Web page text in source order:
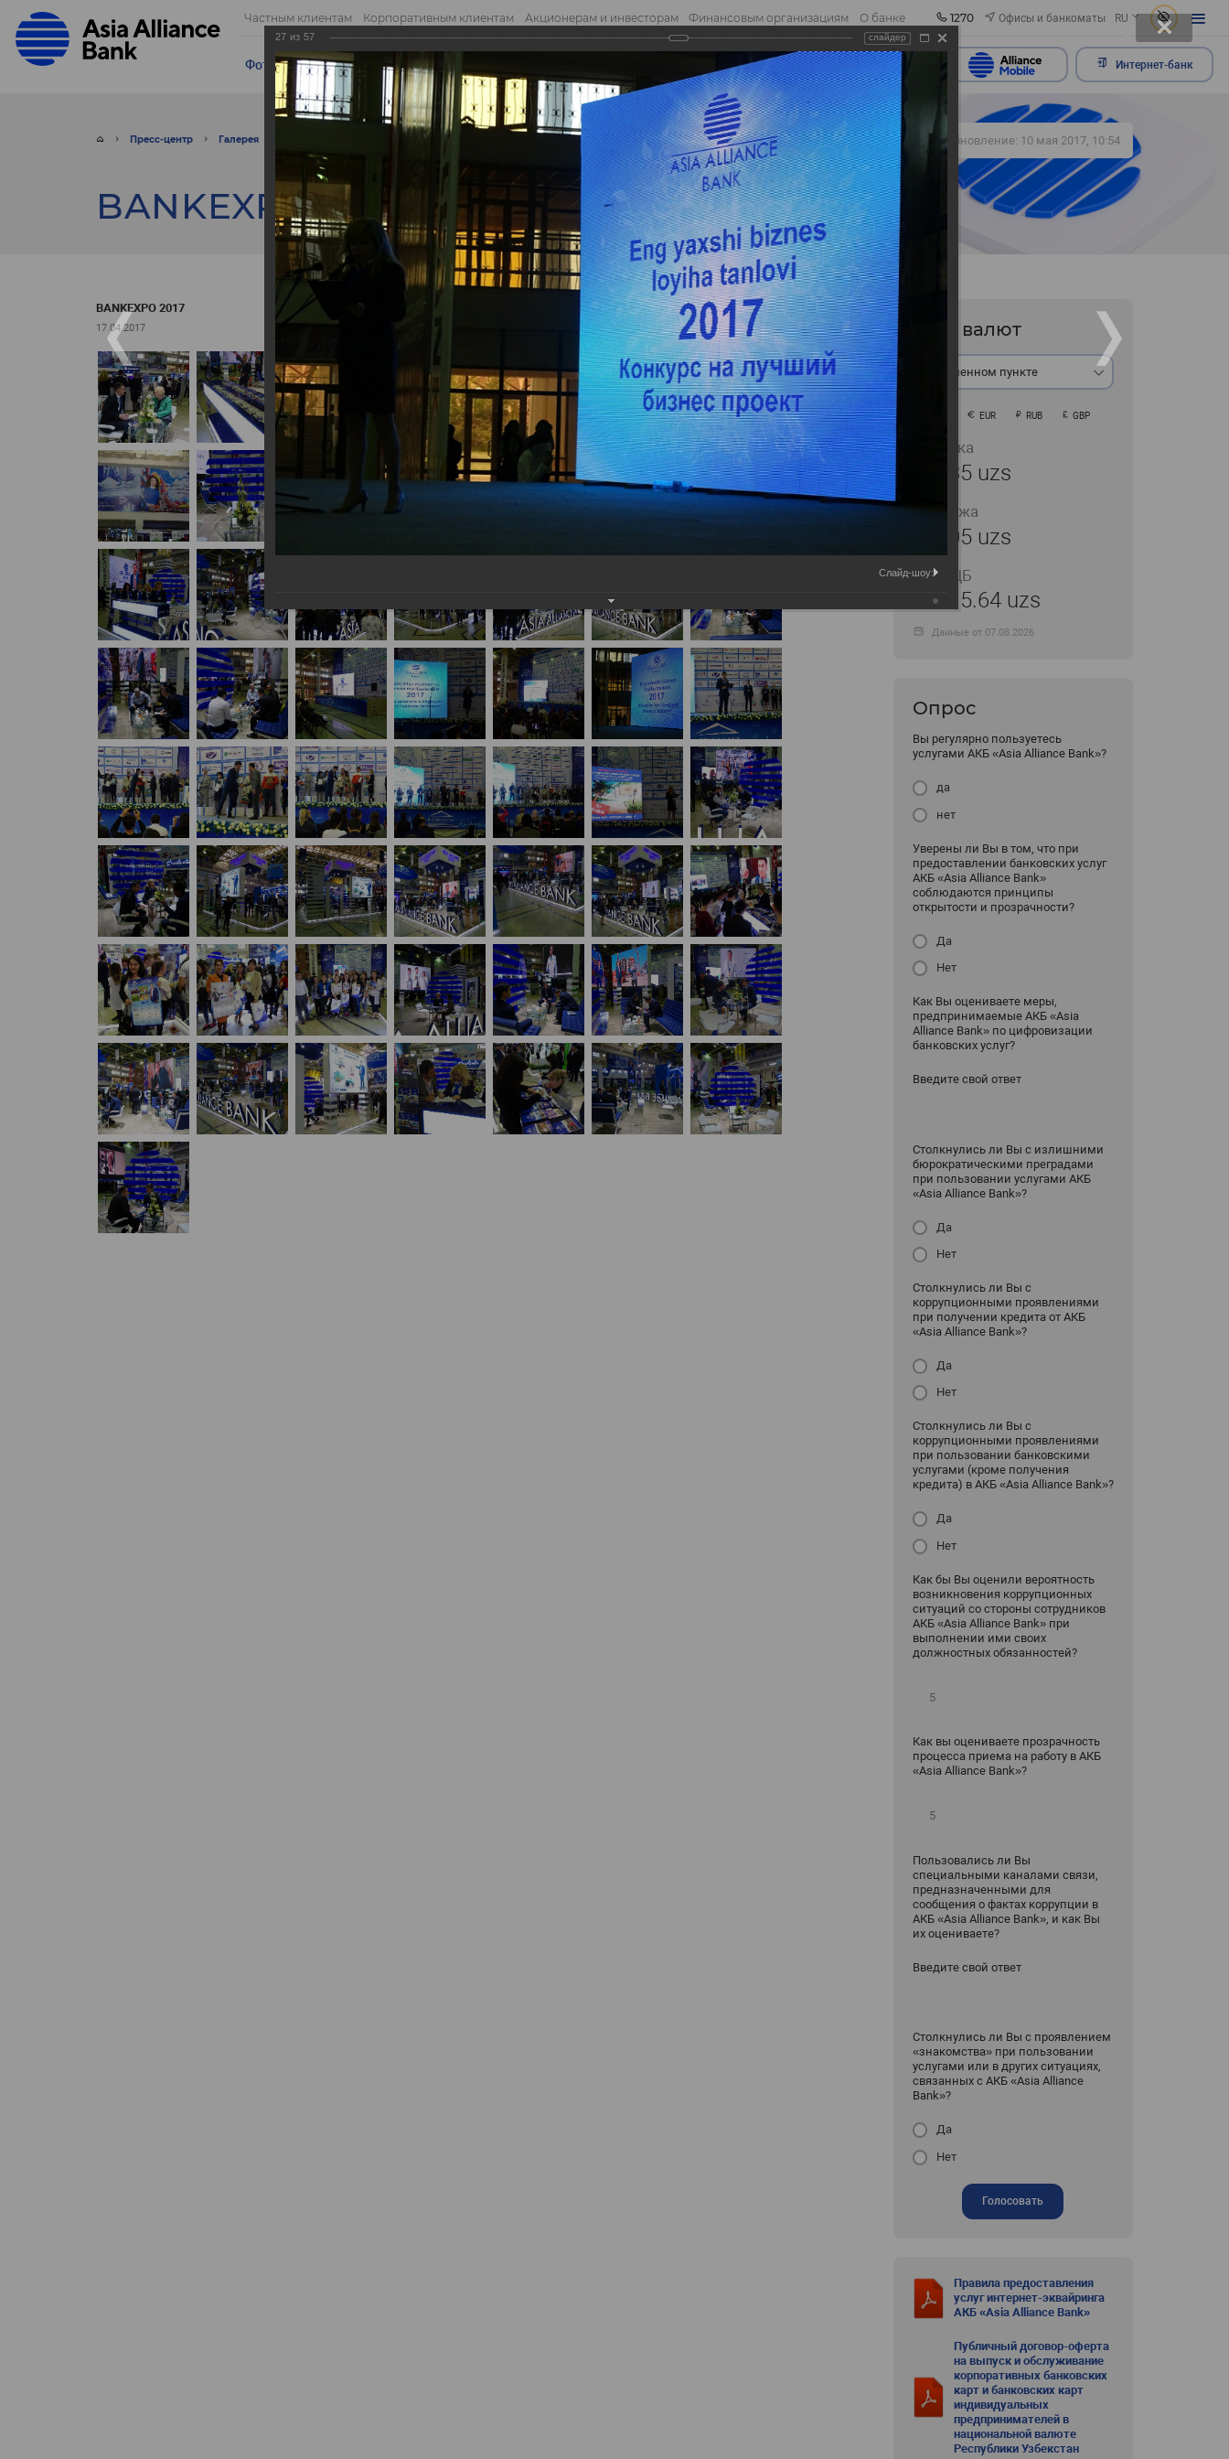
Частным клиентам Корпоративным клиентам Акционерам и инвесторам Финансовым организациям О банке 1270 Офисы и банкоматы RU
Фотогалерея Видео Отправить обращение Отправить обращение Интернет-банк
Пресс-центр Галерея 414 Обновление: 10 мая 2017, 10:54
BANKEXPO 2017
BANKEXPO 2017
17.04.2017 Курс валют
В обменном пункте
EUR RUB GBP
Покупка
11935 uzs
Продажа
12005 uzs
Курс ЦБ
11915.64 uzs
Данные от 07.08.2026
Опрос
Вы регулярно пользуетесь
услугами АКБ «Asia Alliance Bank»?
да
нет
Уверены ли Вы в том, что при
предоставлении банковских услуг
АКБ «Asia Alliance Bank»
соблюдаются принципы
открытости и прозрачности?
Да
Нет
Как Вы оцениваете меры,
предпринимаемые АКБ «Asia
Alliance Bank» по цифровизации
банковских услуг?
Введите свой ответ
Столкнулись ли Вы с излишними
бюрократическими преградами
при пользовании услугами АКБ
«Asia Alliance Bank»?
Да
Нет
Столкнулись ли Вы с
коррупционными проявлениями
при получении кредита от АКБ
«Asia Alliance Bank»?
Да
Нет
Столкнулись ли Вы с
коррупционными проявлениями
при пользовании банковскими
услугами (кроме получения
кредита) в АКБ «Asia Alliance Bank»?
Да
Нет
Как бы Вы оценили вероятность
возникновения коррупционных
ситуаций со стороны сотрудников
АКБ «Asia Alliance Bank» при
выполнении ими своих
должностных обязанностей?
Как вы оцениваете прозрачность
процесса приема на работу в АКБ
«Asia Alliance Bank»?
Пользовались ли Вы
специальными каналами связи,
предназначенными для
сообщения о фактах коррупции в
АКБ «Asia Alliance Bank», и как Вы
их оцениваете?
Введите свой ответ
Столкнулись ли Вы с проявлением
«знакомства» при пользовании
услугами или в других ситуациях,
связанных с АКБ «Asia Alliance
Bank»?
Да
Нет
Голосовать
Правила предоставления
услуг интернет-эквайринга
АКБ «Asia Alliance Bank»
Публичный договор-оферта
на выпуск и обслуживание
корпоративных банковских
карт и банковских карт
индивидуальных
предпринимателей в
национальной валюте
Республики Узбекстан
27 из 57 слайдер
Слайд-шоу: